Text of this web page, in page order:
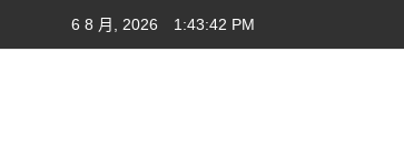
6 8 月, 2026 1:43:43 PM